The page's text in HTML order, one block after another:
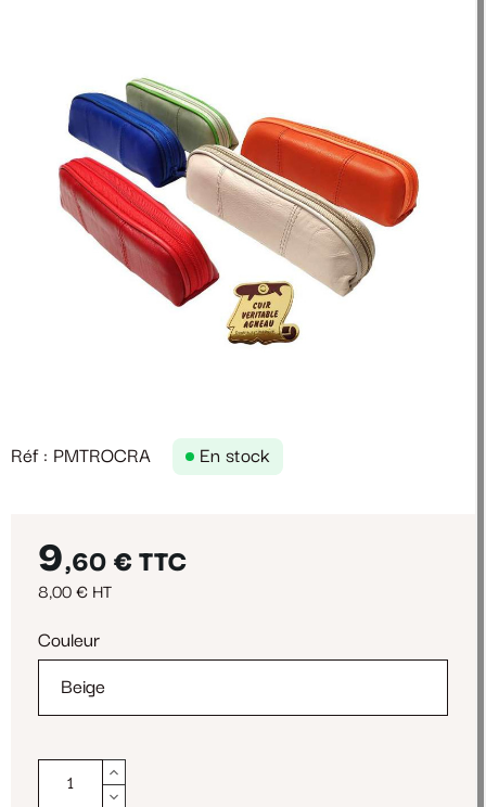
Réf : PMTROCRA En stock
9,60 € TTC
8,00 € HT
Couleur